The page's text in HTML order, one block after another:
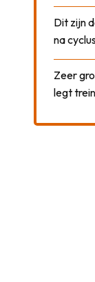
Dit zijn
na
Zeer
legt